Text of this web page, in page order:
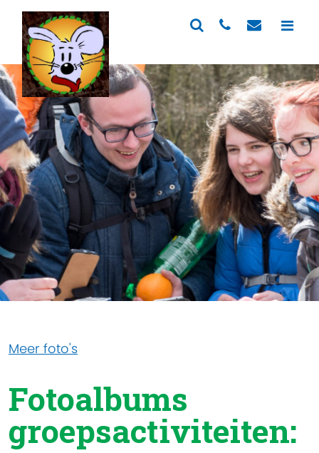
Meer foto's
Fotoalbums
groepsactiviteiten: